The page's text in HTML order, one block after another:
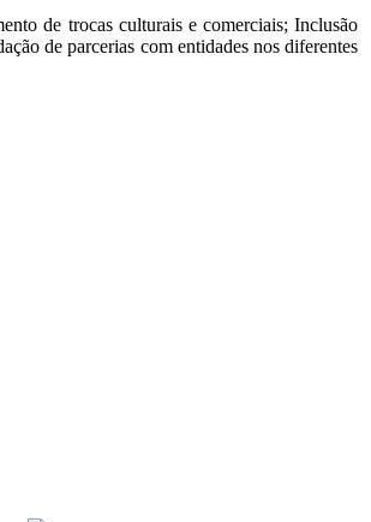
de trocas culturais e comerciais; Inclusão
de parcerias com entidades nos diferentes